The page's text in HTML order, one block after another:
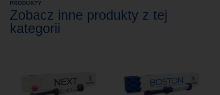
PRODUKTY
Zobacz inne produkty z tej
kategorii